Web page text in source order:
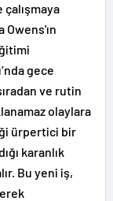
gece
ve rutin
olaylara
ürpertici bir
karanlık
Bu yeni iş,